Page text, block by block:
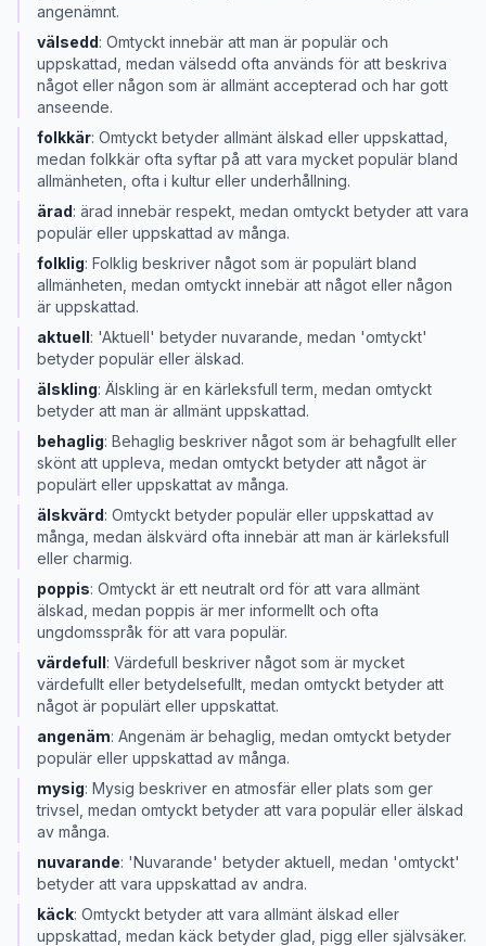
angenämnt.
välsedd: Omtyckt innebär att man är populär och
uppskattad, medan välsedd ofta används för att beskriva
något eller någon som är allmänt accepterad och har gott
anseende.
folkkär: Omtyckt betyder allmänt älskad eller uppskattad,
medan folkkär ofta syftar på att vara mycket populär bland
allmänheten, ofta i kultur eller underhållning.
ärad: ärad innebär respekt, medan omtyckt betyder att vara
populär eller uppskattad av många.
folklig: Folklig beskriver något som är populärt bland
allmänheten, medan omtyckt innebär att något eller någon
är uppskattad.
aktuell: 'Aktuell' betyder nuvarande, medan 'omtyckt'
betyder populär eller älskad.
älskling: Älskling är en kärleksfull term, medan omtyckt
betyder att man är allmänt uppskattad.
behaglig: Behaglig beskriver något som är behagfullt eller
skönt att uppleva, medan omtyckt betyder att något är
populärt eller uppskattat av många.
älskvärd: Omtyckt betyder populär eller uppskattad av
många, medan älskvärd ofta innebär att man är kärleksfull
eller charmig.
poppis: Omtyckt är ett neutralt ord för att vara allmänt
älskad, medan poppis är mer informellt och ofta
ungdomsspråk för att vara populär.
värdefull: Värdefull beskriver något som är mycket
värdefullt eller betydelsefullt, medan omtyckt betyder att
något är populärt eller uppskattat.
angenäm: Angenäm är behaglig, medan omtyckt betyder
populär eller uppskattad av många.
mysig: Mysig beskriver en atmosfär eller plats som ger
trivsel, medan omtyckt betyder att vara populär eller älskad
av många.
nuvarande: 'Nuvarande' betyder aktuell, medan 'omtyckt'
betyder att vara uppskattad av andra.
käck: Omtyckt betyder att vara allmänt älskad eller
uppskattad, medan käck betyder glad, pigg eller självsäker.